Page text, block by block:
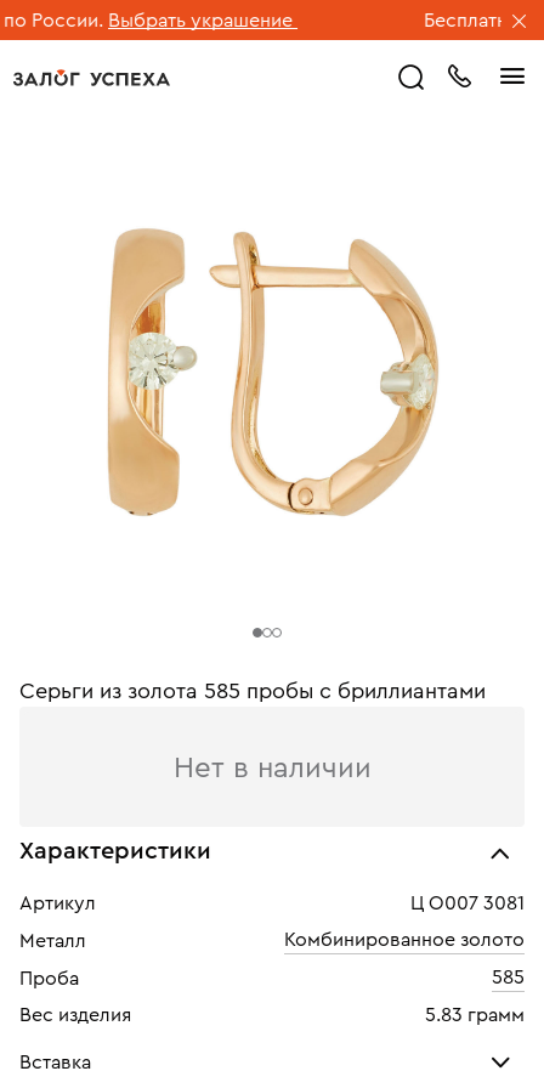
России. Выбрать украшение Бесплатная
Серьги из золота 585 пробы с бриллиантами
Нет в наличии
Характеристики
Артикул
Ц О007 3081
Металл
Комбинированное золото
Проба
585
Вес изделия
5.83 грамм
Вставка